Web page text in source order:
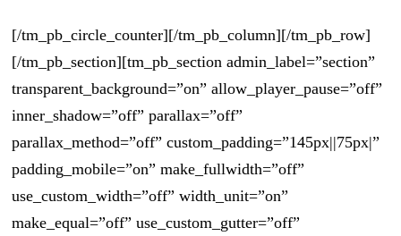
[/tm_pb_circle_counter][/tm_pb_column][/tm_pb_row]
[/tm_pb_section][tm_pb_section admin_label=”section”
transparent_background=”on” allow_player_pause=”off”
inner_shadow=”off” parallax=”off”
parallax_method=”off” custom_padding=”145px||75px|”
padding_mobile=”on” make_fullwidth=”off”
use_custom_width=”off” width_unit=”on”
make_equal=”off” use_custom_gutter=”off”